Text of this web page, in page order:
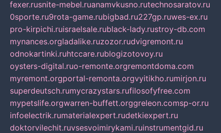
fexer.rusnite-mebel.ruanamvkusno.rutechnosaratov.ru
0sporte.ru9rota-game.rubigbad.ru227gp.ruwes-ex.ru
pro-kirpichi.ruisraelsale.rublack-lady.rustroy-db.com
mynances.orgladalike.ruzozor.rudvigremont.ru
odnokartinki.ruhtccare.rublogizotovoy.ru
oysters-digital.ruo-remonte.orgremontdoma.com
myremont.orgportal-remonta.orgvyitikho.rumirjon.ru
superdeutsch.rumycrazystars.rufilosofyfree.com
mypetslife.orgwarren-buffett.orggreleon.comsp-or.ru
infoelectrik.rumaterialexpert.rudetkiexpert.ru
doktorvilechit.ruvsesvoimirykami.ruinstrumentgid.ru